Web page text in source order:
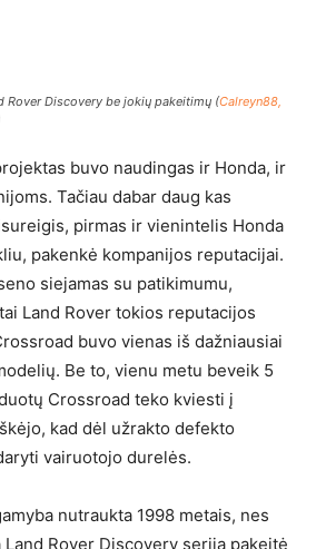
Rover Discovery be jokių pakeitimų (Calreyn88,
buvo naudingas ir Honda, ir
Tačiau dabar daug kas
pirmas ir vienintelis Honda
pakenkė kompanijos reputacijai.
siejamas su patikimumu,
Land Rover tokios reputacijos
buvo vienas iš dažniausiai
Be to, vienu metu beveik 5
Crossroad teko kviesti į
kad dėl užrakto defekto
vairuotojo durelės.
nutraukta 1998 metais, nes
Rover Discovery seriją pakeitė